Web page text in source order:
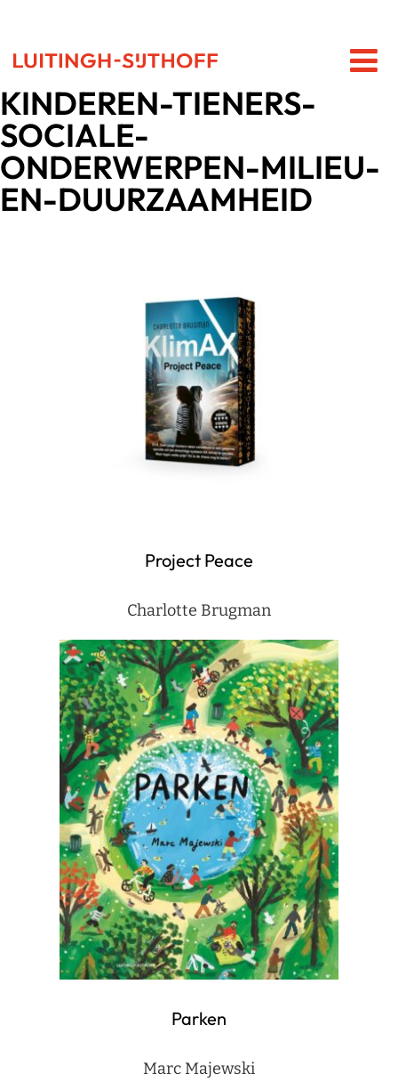
KINDEREN-TIENERS-
SOCIALE-
ONDERWERPEN-MILIEU-
EN-DUURZAAMHEID
Project Peace
Charlotte Brugman
Parken
Marc Majewski